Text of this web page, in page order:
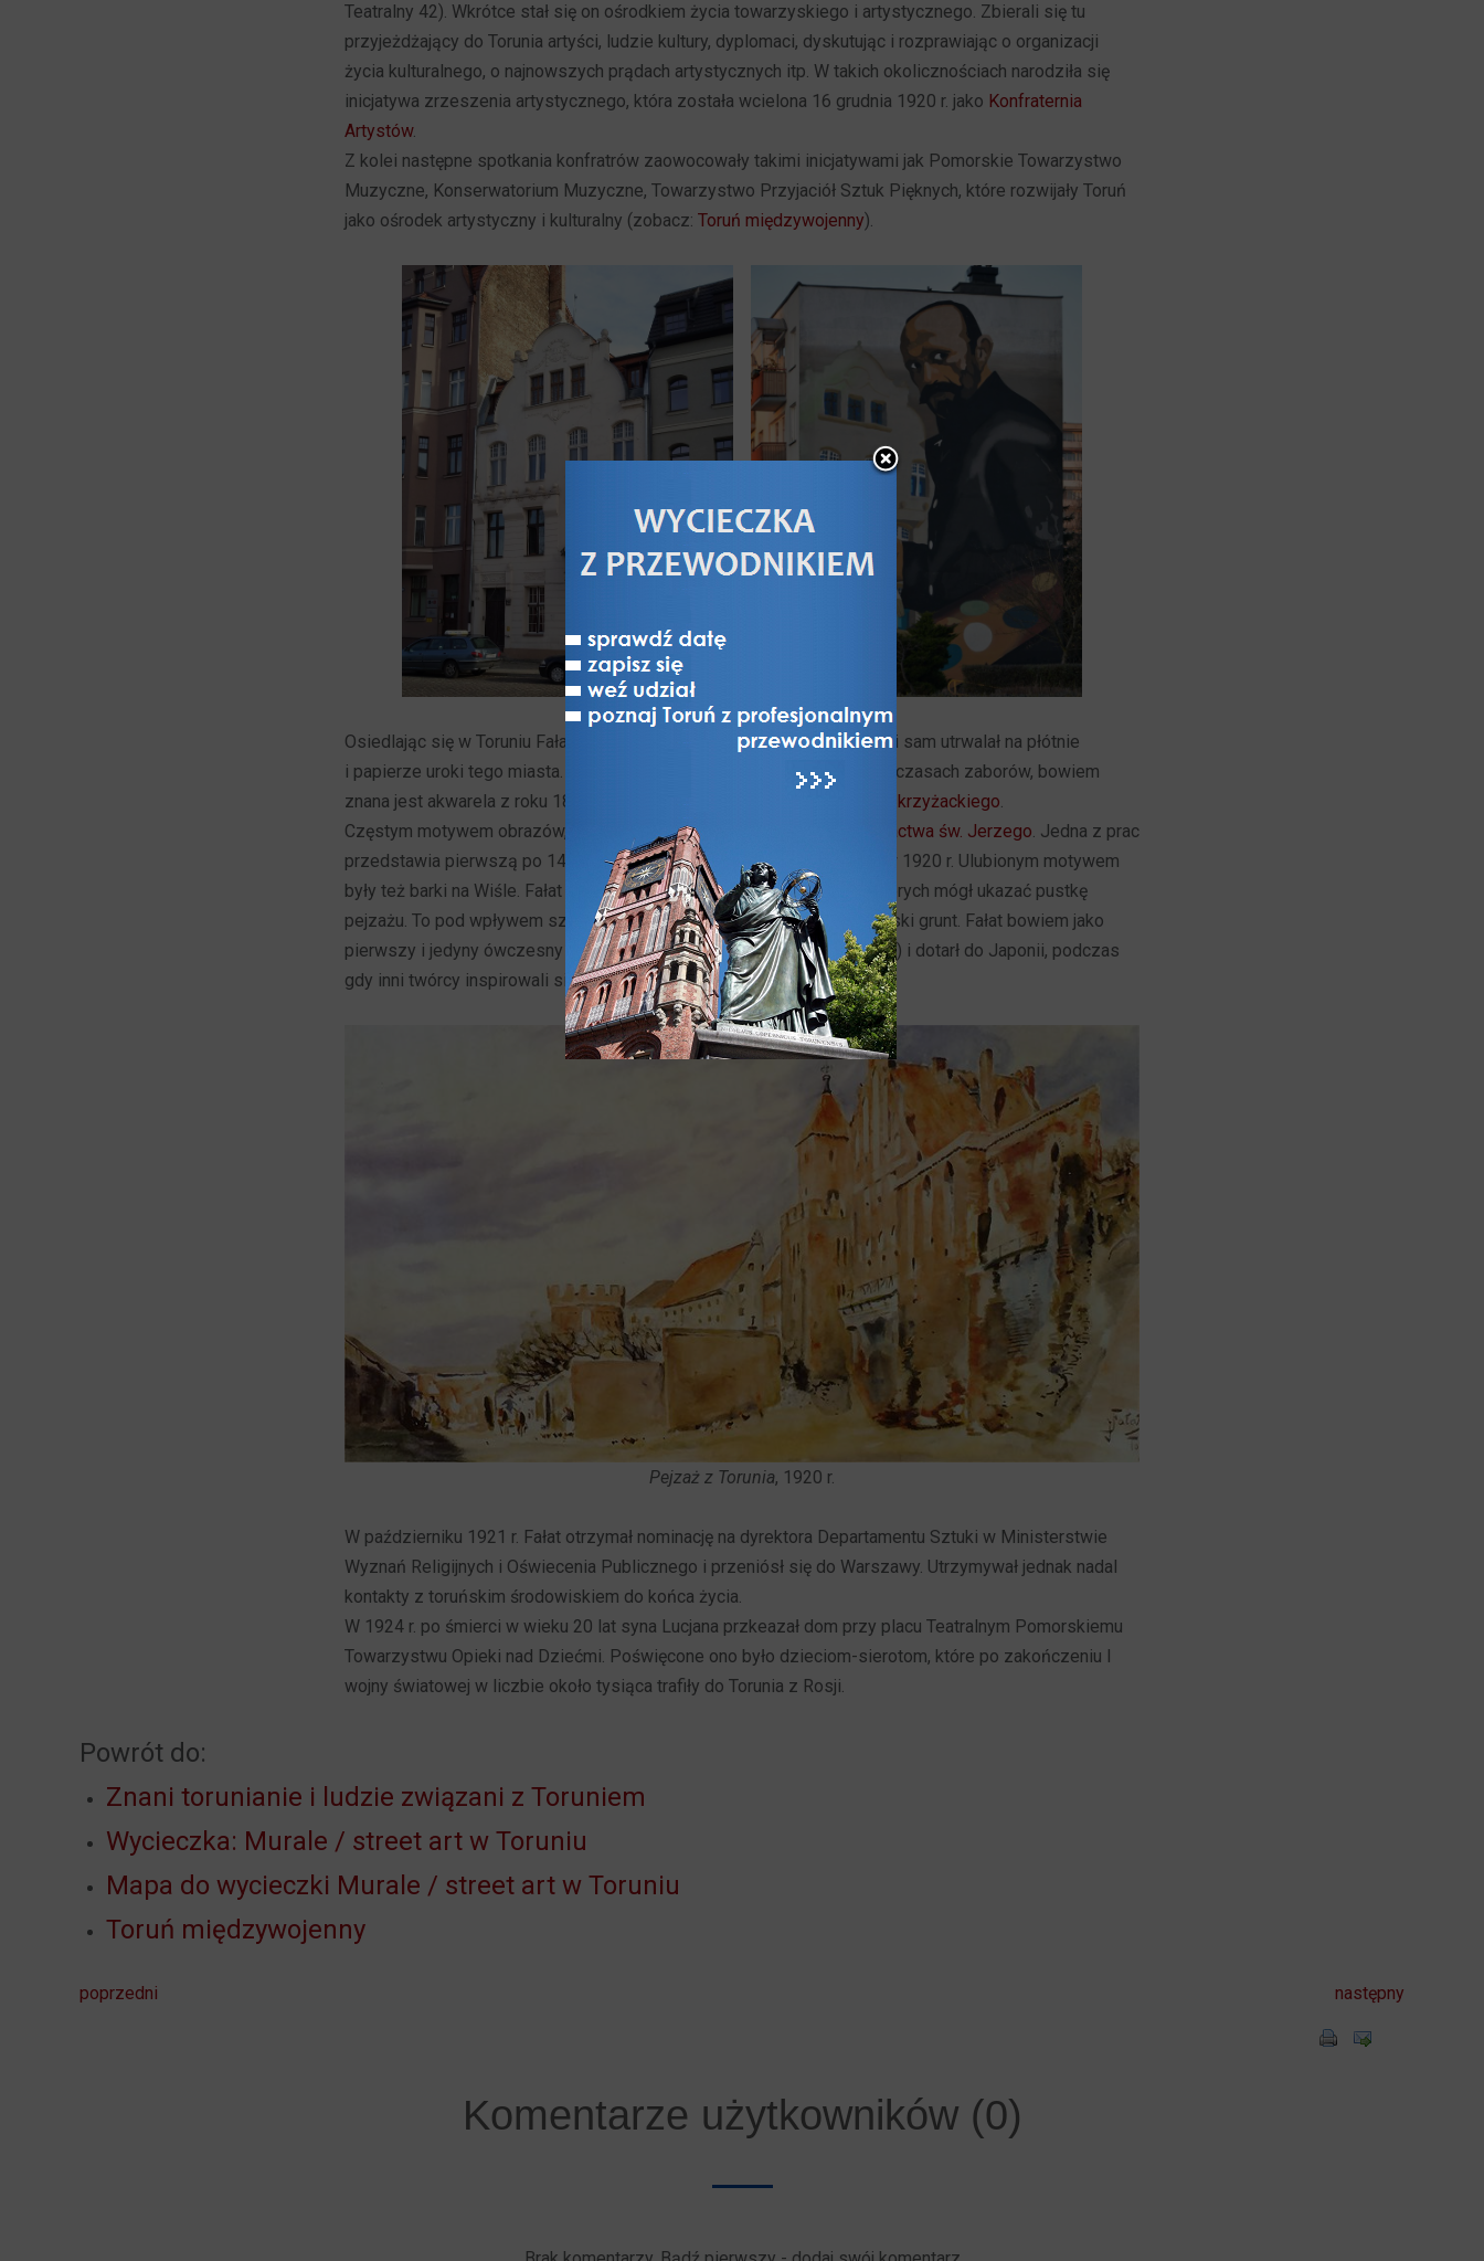
Teatralny 42). Wkrótce stał się on ośrodkiem życia towarzyskiego i artystycznego. Zbierali się tu
przyjeżdżający do Torunia artyści, ludzie kultury, dyplomaci, dyskutując i rozprawiając o organizacji
życia kulturalnego, o najnowszych prądach artystycznych itp. W takich okolicznościach narodziła się
inicjatywa zrzeszenia artystycznego, która została wcielona 16 grudnia 1920 r. jako Konfraternia
Artystów.
Z kolei następne spotkania konfratrów zaowocowały takimi inicjatywami jak Pomorskie Towarzystwo
Muzyczne, Konserwatorium Muzyczne, Towarzystwo Przyjaciół Sztuk Pięknych, które rozwijały Toruń
jako ośrodek artystyczny i kulturalny (zobacz: Toruń międzywojenny).
Osiedlając się w Toruniu Fałat nie tylko ożywił środowisko twórcze, ale i sam utrwalał na płótnie
i papierze uroki tego miasta. Wprawdzie był tu już wcześnej, jeszcze w czasach zaborów, bowiem
znana jest akwarela z roku 1890 ukazująca Dansker
toruńskiego zamku krzyżackiego.
Częstym motywem obrazów, jakie malował Fałat w Toruniu był
Dwór Bractwa św. Jerzego. Jedna z prac
przedstawia pierwszą po 140 latach procesję Bożego Ciała w Toruniu w 1920 r. Ulubionym motywem
były też barki na Wiśle. Fałat lubił malować szerokie przestrzenie, w których mógł ukazać pustkę
pejzażu. To pod wpływem sztuki japońskiej przeniesionej na nadwiślański grunt. Fałat bowiem jako
pierwszy i jedyny ówczesny artysta odbył podróż dookoła świata (1885) i dotarł do Japonii, podczas
gdy inni twórcy inspirowali się tym krajem na podstawie innych dzieł.
Pejzaż z Torunia, 1920 r.
W październiku 1921 r. Fałat otrzymał nominację na dyrektora Departamentu Sztuki w Ministerstwie
Wyznań Religijnych i Oświecenia Publicznego i przeniósł się do Warszawy. Utrzymywał jednak nadal
kontakty z toruńskim środowiskiem do końca życia.
W 1924 r. po śmierci w wieku 20 lat syna Lucjana przkeazał dom przy placu Teatralnym Pomorskiemu
Towarzystwu Opieki nad Dziećmi. Poświęcone ono było dzieciom-sierotom, które po zakończeniu I
wojny światowej w liczbie około tysiąca trafiły do Torunia z Rosji.
Powrót do:
Znani torunianie i ludzie związani z Toruniem
Wycieczka: Murale / street art w Toruniu
Mapa do wycieczki Murale / street art w Toruniu
Toruń międzywojenny
poprzedni następny
Komentarze użytkowników (0)